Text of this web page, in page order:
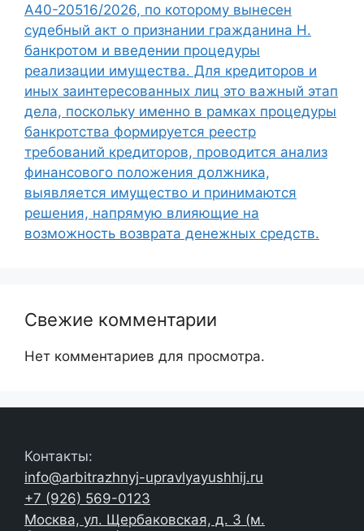
А40-20516/2026, по которому вынесен
судебный акт о признании гражданина Н.
банкротом и введении процедуры
реализации имущества. Для кредиторов и
иных заинтересованных лиц это важный этап
дела, поскольку именно в рамках процедуры
банкротства формируется реестр
требований кредиторов, проводится анализ
финансового положения должника,
выявляется имущество и принимаются
решения, напрямую влияющие на
возможность возврата денежных средств.
Свежие комментарии
Нет комментариев для просмотра.
Контакты:
info@arbitrazhnyj-upravlyayushhij.ru
+7 (926) 569-0123
Москва, ул. Щербаковская, д. 3 (м.